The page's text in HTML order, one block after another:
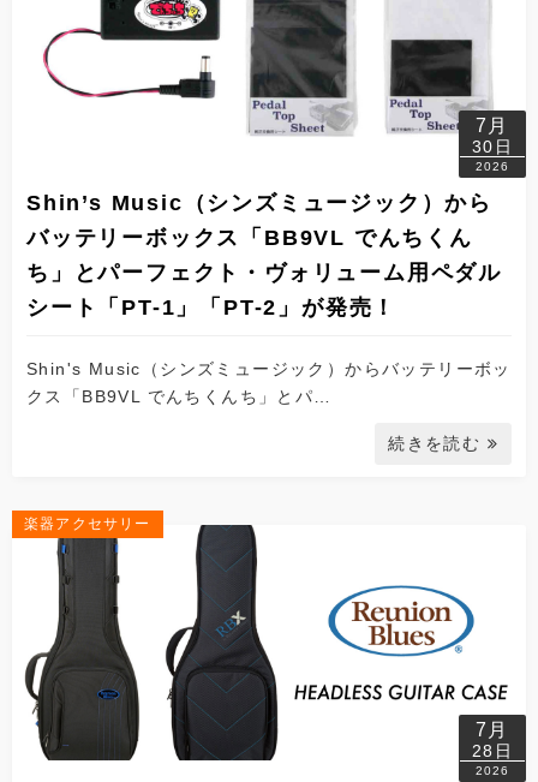
7月
30日
2026
Shin’s Music（シンズミュージック）から
バッテリーボックス「BB9VL でんちくん
ち」とパーフェクト・ヴォリューム用ペダル
シート「PT-1」「PT-2」が発売！
Shin's Music（シンズミュージック）からバッテリーボッ
クス「BB9VL でんちくんち」とパ…
続きを読む
楽器アクセサリー
7月
28日
2026